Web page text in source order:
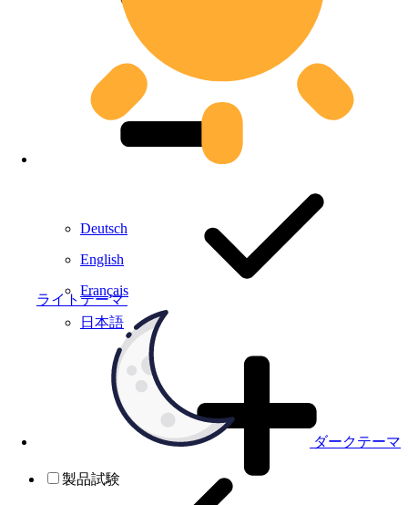
ライトテーマ
ダークテーマ
Deutsch
English
Français
日本語
製品試験